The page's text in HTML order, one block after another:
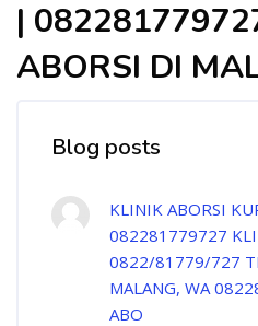
|
ABORSI DI
Blog posts
KLINIK ABORSI
082281779727
0822/81779/727
MALANG, WA
ABO